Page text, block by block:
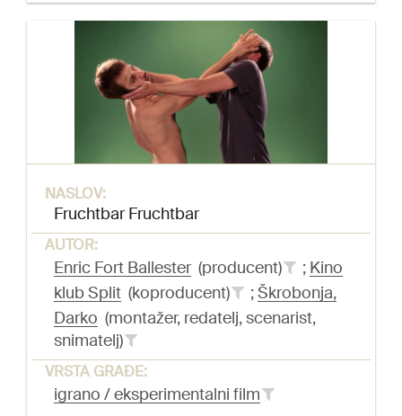
NASLOV:
Fruchtbar Fruchtbar
AUTOR:
Enric Fort Ballester (producent) ; Kino
klub Split (koproducent) ;Škrobonja,
Darko (montažer, redatelj, scenarist,
snimatelj)
VRSTA GRAĐE:
igrano / eksperimentalni film